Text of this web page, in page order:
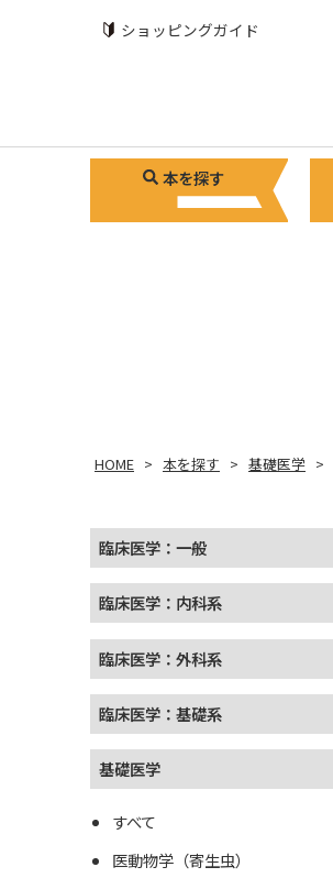
ショッピングガイド
本を探す
HOME 本を探す 基礎医学
臨床医学：一般
臨床医学：内科系
臨床医学：外科系
臨床医学：基礎系
基礎医学
すべて
医動物学（寄生虫）